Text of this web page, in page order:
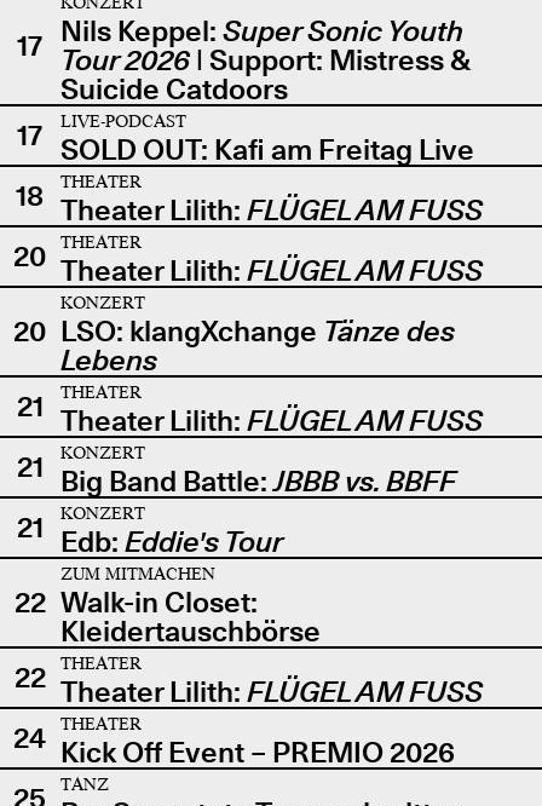
17 Nils Keppel: Super Sonic Youth
Tour 2026| Support: Mistress &
Suicide Catdoors
17
LIVE-PODCAST
SOLD OUT: Kafi am Freitag Live
18
THEATER
Theater Lilith: FLÜGEL AM FUSS
20
THEATER
Theater Lilith: FLÜGEL AM FUSS
20
KONZERT
LSO: klangXchange Tänze des
Lebens
21
THEATER
Theater Lilith: FLÜGEL AM FUSS
21
KONZERT
Big Band Battle:JBBB vs. BBFF
21
KONZERT
Edb: Eddie's Tour
22
ZUM MITMACHEN
Walk-in Closet:
Kleidertauschbörse
22
THEATER
Theater Lilith: FLÜGEL AM FUSS
24
THEATER
Kick Off Event – PREMIO 2026
25
TANZ